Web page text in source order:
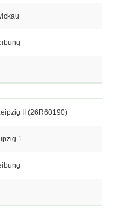
II (26R60190)
1